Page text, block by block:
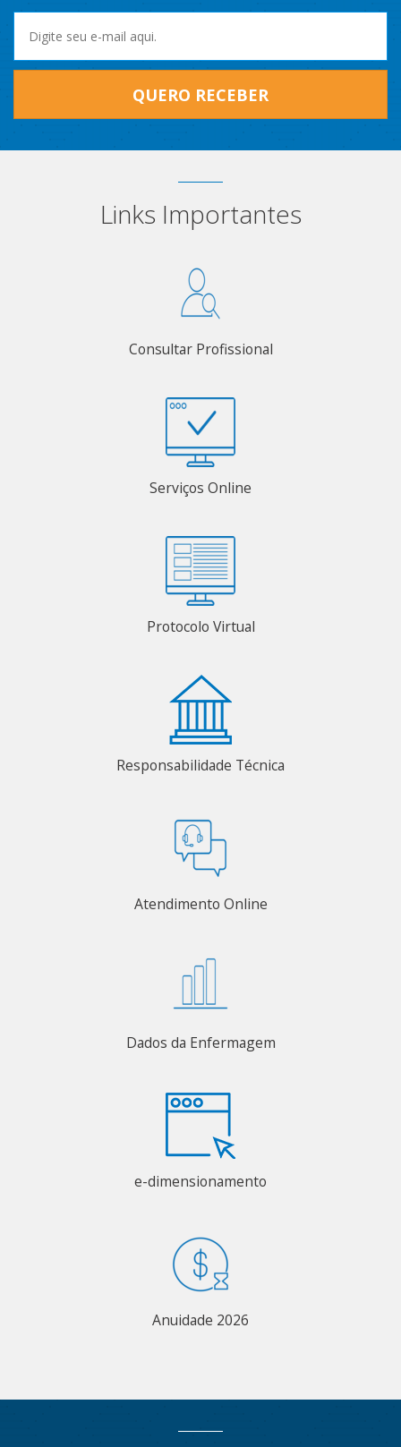
QUERO RECEBER
Links Importantes
Consultar Profissional
Serviços Online
Protocolo Virtual
Responsabilidade Técnica
Atendimento Online
Dados da Enfermagem
e-dimensionamento
Anuidade 2026